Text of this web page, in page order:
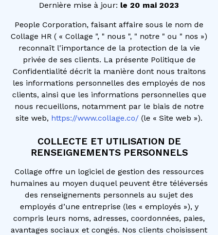
Dernière mise à jour: le 20 mai 2023
People Corporation, faisant affaire sous le nom de
Collage HR ( « Collage ", " nous ", " notre " ou " nos »)
reconnaît l'importance de la protection de la vie
privée de ses clients. La présente Politique de
Confidentialité décrit la manière dont nous traitons
les informations personnelles des employés de nos
clients, ainsi que les informations personnelles que
nous recueillons, notamment par le biais de notre
site web, https://www.collage.co/ (le « Site web »).
COLLECTE ET UTILISATION DE
RENSEIGNEMENTS PERSONNELS
Collage offre un logiciel de gestion des ressources
humaines au moyen duquel peuvent être téléversés
des renseignements personnels au sujet des
employés d’une entreprise (les « employés »), y
compris leurs noms, adresses, coordonnées, paies,
avantages sociaux et congés. Nos clients choisissent